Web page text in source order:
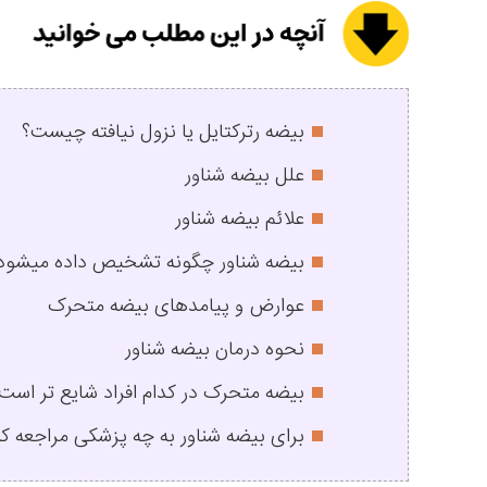
بیضه رترکتایل یا نزول نیافته چیست؟
علل بیضه شناور
علائم بیضه شناور
بیضه شناور چگونه تشخیص داده
عوارض و پیامدهای بیضه متحرک
نحوه درمان بیضه شناور
بیضه متحرک در کدام افراد شایع تر
برای بیضه شناور به چه پزشکی مراجعه